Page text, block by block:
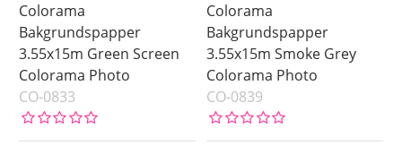
Colorama
Bakgrundspapper
3.55x15m Green Screen
Colorama Photo
CO-0833
Colorama
Bakgrundspapper
3.55x15m Smoke Grey
Colorama Photo
CO-0839